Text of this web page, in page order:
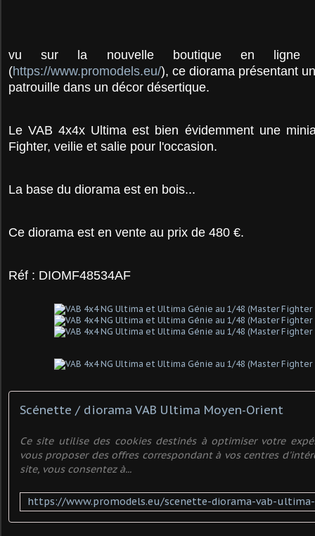
vu sur la nouvelle boutique en ligne
(https://www.promodels.eu/), ce diorama présentant
patrouille dans un décor désertique.
Le VAB 4x4x Ultima est bien évidemment une
Fighter, veilie et salie pour l'occasion.
La base du diorama est en bois...
Ce diorama est en vente au prix de 480 €.
Réf : DIOMF48534AF
Scénette / diorama VAB Ultima Moyen-Orient
Ce site utilise des cookies destinés à optimiser votre
vous proposer des offres correspondant à vos centres
site, vous consentez à...